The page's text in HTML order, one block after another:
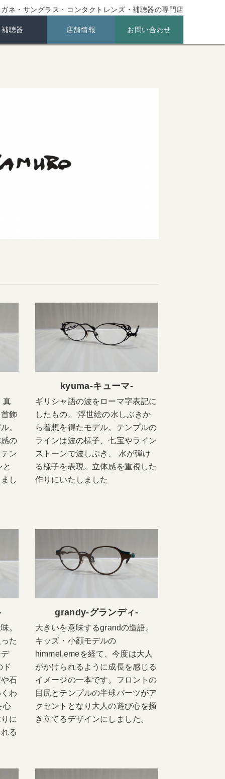
ネ・サングラス・コンタクトレンズ・補聴器の専門店
補聴器 店舗情報 お問い合わせ
真
飾
。
の
ン
と
し
kyuma-キューマ-
ギリシャ語の波をローマ字表記に
したもの。 浮世絵の水しぶきか
ら着想を得たモデル。テンプルの
ラインは波の様子、七宝やライン
ストーンで波しぶき、 水が弾け
る様子を表現。立体感を重視した
作りにいたしました
。
た
ド
石
わ
心
に
る
grandy-グランディ-
大きいを意味するgrandの造語。
キッズ・小顔モデルの
himmel,emeを経て、今度は大人
がかけられるように成長を感じる
イメージの一本です。フロントの
目尻とテンプルの半球パーツがア
クセントとなり大人の遊び心を掻
き立てるデザインにしました。